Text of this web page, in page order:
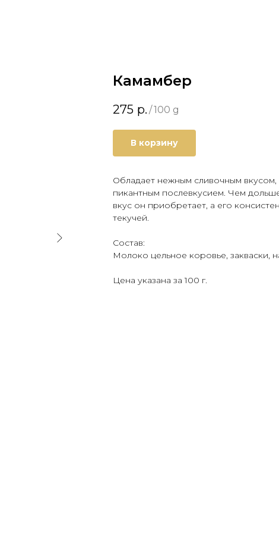
Камамбер
275 р. /100 g
В корзину
Обладает нежным сливочным
пикантным послевкусием. Чем
вкус он приобретает, а его
текучей.
Состав:
Молоко цельное коровье, закваски,
Цена указана за 100 г.